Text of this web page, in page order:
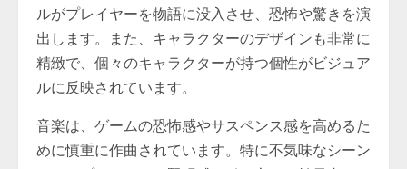
ルがプレイヤーを物語に没入させ、恐怖や驚きを演
出します。また、キャラクターのデザインも非常に
精緻で、個々のキャラクターが持つ個性がビジュア
ルに反映されています。
音楽は、ゲームの恐怖感やサスペンス感を高めるた
めに慎重に作曲されています。特に不気味なシーン